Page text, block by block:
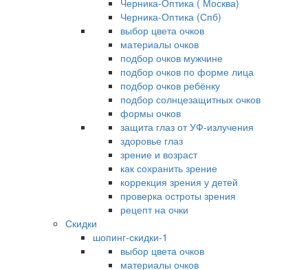
Черника-Оптика ( Москва)
Черника-Оптика (Спб)
выбор цвета очков
материалы очков
подбор очков мужчине
подбор очков по форме лица
подбор очков ребёнку
подбор солнцезащитных очков
формы очков
защита глаз от УФ-излучения
здоровье глаз
зрение и возраст
как сохранить зрение
коррекция зрения у детей
проверка остроты зрения
рецепт на очки
Скидки
шопинг-скидки-1
выбор цвета очков
материалы очков